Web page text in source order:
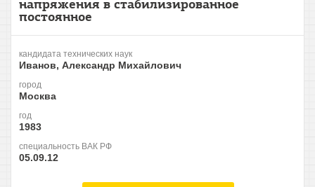
напряжения в стабилизированное
постоянное
кандидата технических наук
Иванов, Александр Михайлович
город
Москва
год
1983
специальность ВАК РФ
05.09.12